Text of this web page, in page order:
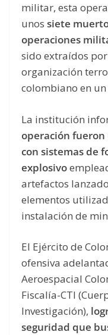
militar, esta
unos siete
operaciones
sido extraídos
organización
colombiano en
La institución
operación
con sistemas de
explosivo
artefactos
elementos
instalación de
El Ejército de
ofensiva
Aeroespacial
Fiscalía-CTI
Investigación),
seguridad que